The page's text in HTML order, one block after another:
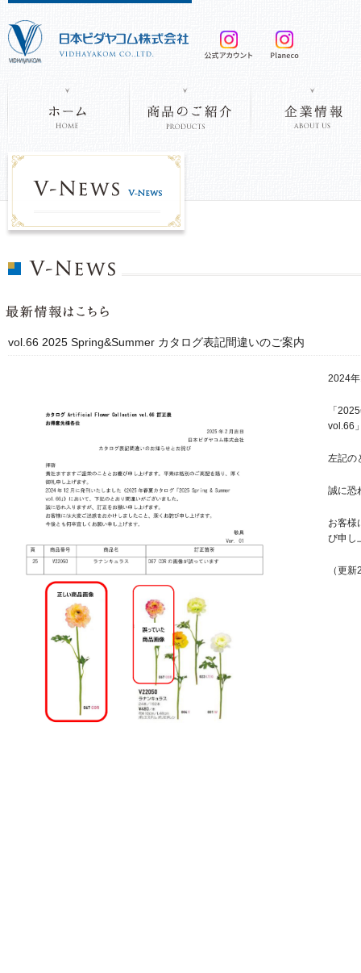
vol.66 2025 Spring&Summer カタログ表記間違いのご案内
2024
「
vol.66
左記の
誠に恐
お客様
び申し
（更